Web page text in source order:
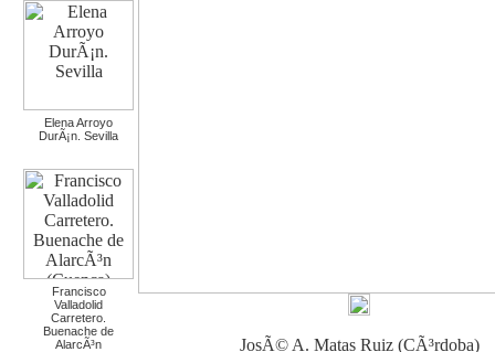
JosÃ© A. Matas Ruiz (CÃ³rdoba)
Elena Arroyo
DurÃ¡n. Sevilla
Francisco
Valladolid
Carretero.
Buenache de
AlarcÃ³n